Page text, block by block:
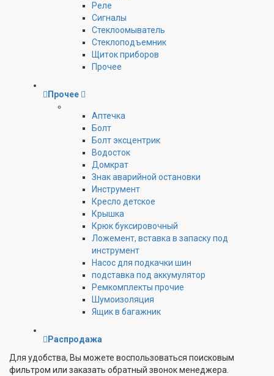
Реле
Сигналы
Стеклоомыватель
Стеклоподъемник
Щиток приборов
Прочее
Прочее
Аптечка
Болт
Болт эксцентрик
Водосток
Домкрат
Знак аварийной остановки
Инструмент
Кресло детское
Крышка
Крюк буксировочный
Ложемент, вставка в запаску под
инструмент
Насос для подкачки шин
подставка под аккумулятор
Ремкомплекты прочие
Шумоизоляция
Ящик в багажник
Распродажа
Для удобства, Вы можете воспользоваться поисковым
фильтром или заказать обратный звонок менеджера.